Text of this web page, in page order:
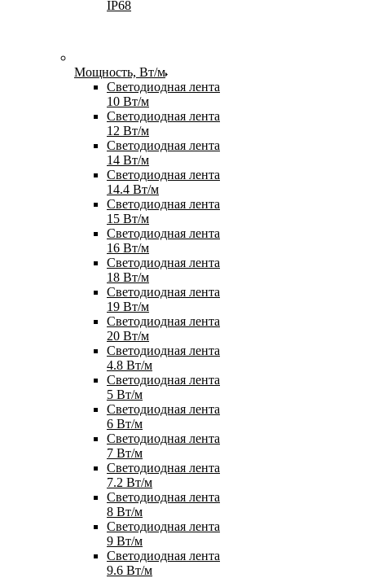
IP68
Мощность, Вт/м
Светодиодная лента
10 Вт/м
Светодиодная лента
12 Вт/м
Светодиодная лента
14 Вт/м
Светодиодная лента
14.4 Вт/м
Светодиодная лента
15 Вт/м
Светодиодная лента
16 Вт/м
Светодиодная лента
18 Вт/м
Светодиодная лента
19 Вт/м
Светодиодная лента
20 Вт/м
Светодиодная лента
4.8 Вт/м
Светодиодная лента
5 Вт/м
Светодиодная лента
6 Вт/м
Светодиодная лента
7 Вт/м
Светодиодная лента
7.2 Вт/м
Светодиодная лента
8 Вт/м
Светодиодная лента
9 Вт/м
Светодиодная лента
9.6 Вт/м